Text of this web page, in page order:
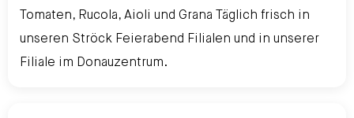
Tomaten, Rucola, Aioli und Grana Täglich frisch in
unseren Ströck Feierabend Filialen und in unserer
Filiale im Donauzentrum.